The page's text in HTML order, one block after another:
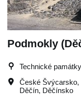
Podmokly
Technické
České Švýcarsko,
Děčín, Děčínsko